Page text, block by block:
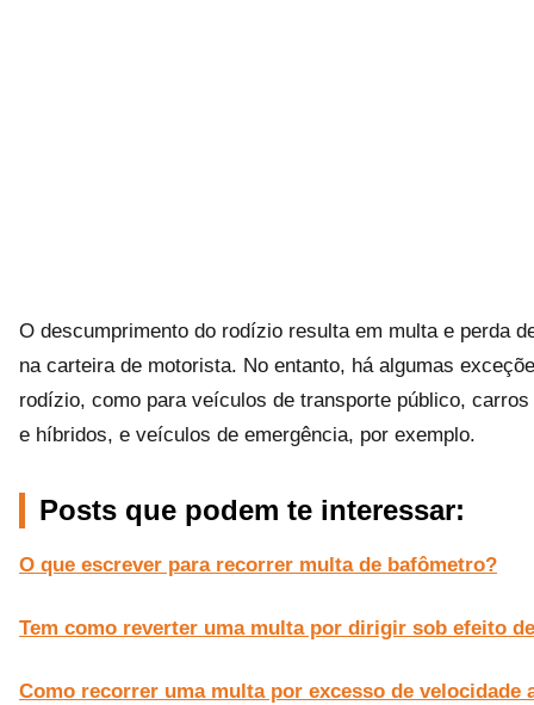
O descumprimento do rodízio resulta em multa e perda
na carteira de motorista. No entanto, há algumas
rodízio, como para veículos de transporte público,
e híbridos, e veículos de emergência, por exemplo.
Posts que podem te interessar:
O que escrever para recorrer multa de bafômetro?
Tem como reverter uma multa por dirigir sob efeito
Como recorrer uma multa por excesso de velocidade